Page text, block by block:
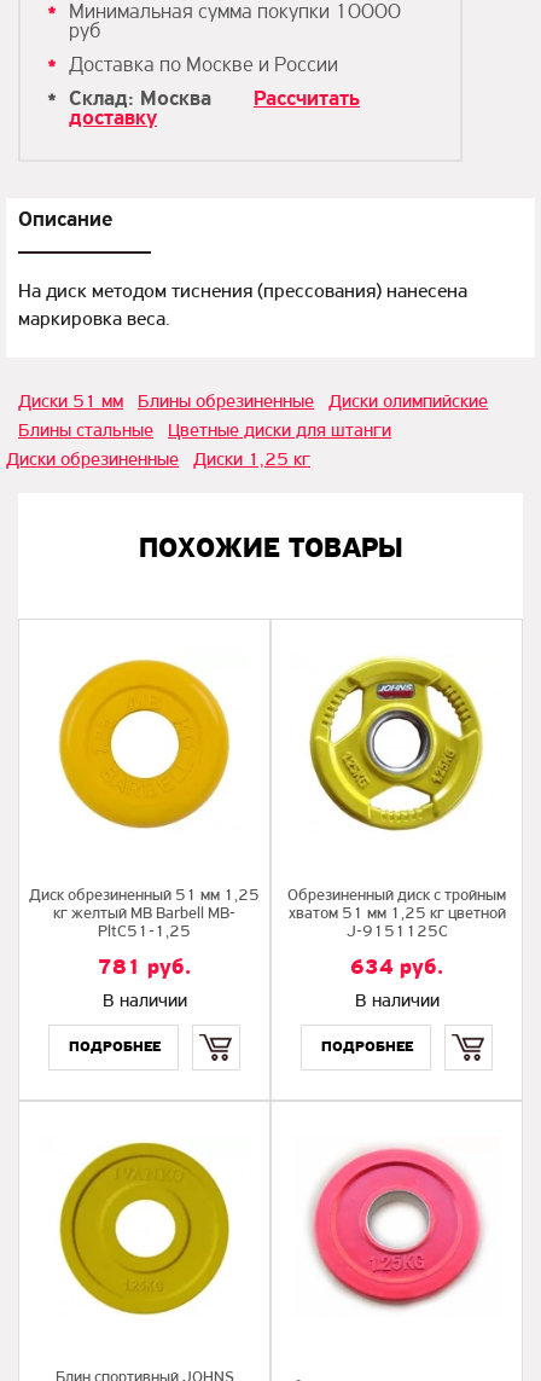
Минимальная сумма покупки 10000
руб
Доставка по Москве и России
Склад: Москва
Рассчитать
доставку
Описание
На диск методом тиснения (прессования) нанесена
маркировка веса.
Диски 51 мм Блины обрезиненные
Диски олимпийские
Блины стальные
Цветные диски для штанги
Диски обрезиненные
Диски 1,25 кг
ПОХОЖИЕ ТОВАРЫ
Диск обрезиненный 51 мм 1,25
кг желтый MB Barbell MB-
PltC51-1,25
781 руб.
В наличии
Обрезиненный диск с тройным
хватом 51 мм 1,25 кг цветной
J-9151125C
634 руб.
В наличии